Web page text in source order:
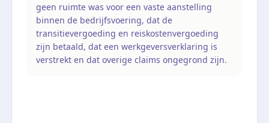
geen ruimte was voor een vaste aanstelling
binnen de bedrijfsvoering, dat de
transitievergoeding en reiskostenvergoeding
zijn betaald, dat een werkgeversverklaring is
verstrekt en dat overige claims ongegrond zijn.